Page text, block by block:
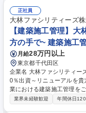
ント工事、点検情報の広報
報知器が鳴った際の対応な
【設備の例】空調機、非常階段、排
ビル管理】経験者歓迎｜関
正社員
大林ファシリティーズ
【建築施工管理】
方の手で~ 建築施工
月給28万円以上
東京都千代田区
企業名 大林ファシリティーズ株式会社 求人名 【建築
0％出資～リニューアルを貴方の手で～ 仕事の内容 ■
業における建築施工管理を
ビル/大学キャンパス/病院/
業界未経験歓迎 年間休日